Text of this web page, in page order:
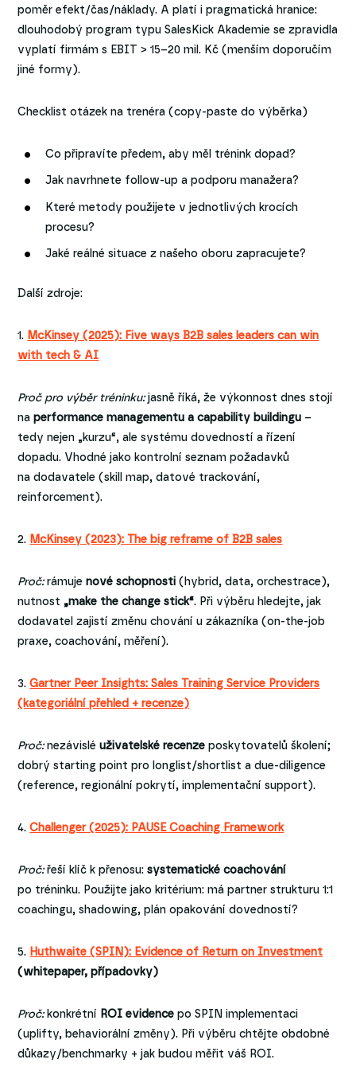
poměr efekt/čas/náklady. A platí i pragmatická hranice:
dlouhodobý program typu SalesKick Akademie se zpravidla
vyplatí firmám s EBIT > 15–20 mil. Kč (menším doporučím
jiné formy).
Checklist otázek na trenéra (copy-paste do výběrka)
Co připravíte předem, aby měl trénink dopad?
Jak navrhnete follow-up a podporu manažera?
Které metody použijete v jednotlivých krocích
procesu?
Jaké reálné situace z našeho oboru zapracujete?
Další zdroje:
1. McKinsey (2025): Five ways B2B sales leaders can win
with tech & AI
Proč pro výběr tréninku:jasně říká, že výkonnost dnes stojí
naperformance managementu a capability buildingu –
tedy nejen „kurzu“, ale systému dovedností a řízení
dopadu. Vhodné jako kontrolní seznam požadavků
na dodavatele (skill map, datové trackování,
reinforcement).
2. McKinsey (2023): The big reframe of B2B sales
Proč:rámujenové schopnosti (hybrid, data, orchestrace),
nutnost „make the change stick“. Při výběru hledejte, jak
dodavatel zajistí změnu chování u zákazníka (on-the-job
praxe, coachování, měření).
3.Gartner Peer Insights: Sales Training Service Providers
(kategoriální přehled + recenze)
Proč:nezávisléuživatelské recenze poskytovatelů školení;
dobrý starting point pro longlist/shortlist a due-diligence
(reference, regionální pokrytí, implementační support).
4.Challenger (2025): PAUSE Coaching Framework
Proč:řeší klíč k přenosu:systematické coachování
po tréninku. Použijte jako kritérium: má partner strukturu 1:1
coachingu, shadowing, plán opakování dovedností?
5. Huthwaite (SPIN): Evidence of Return on Investment
(whitepaper, případovky)
Proč:konkrétní ROI evidence po SPIN implementaci
(uplifty, behaviorální změny). Při výběru chtějte obdobné
důkazy/benchmarky + jak budou měřit váš ROI.